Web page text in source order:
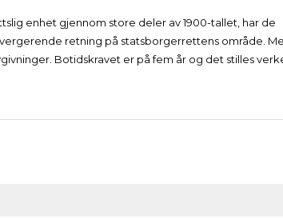
enhet gjennom store deler av 1900-tallet, har de
retning på statsborgerrettens område.
Botidskravet er på fem år og det stilles